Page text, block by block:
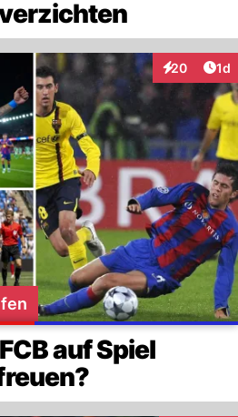
20
Interaktionen
1d
auf Spiel